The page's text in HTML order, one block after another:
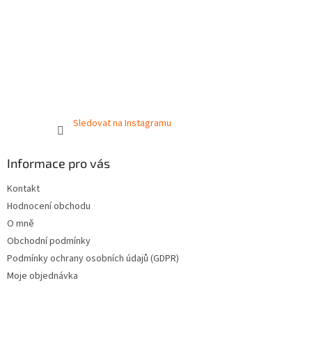
Sledovat na Instagramu
Informace pro vás
Kontakt
Hodnocení obchodu
O mně
Obchodní podmínky
Podmínky ochrany osobních údajů (GDPR)
Moje objednávka